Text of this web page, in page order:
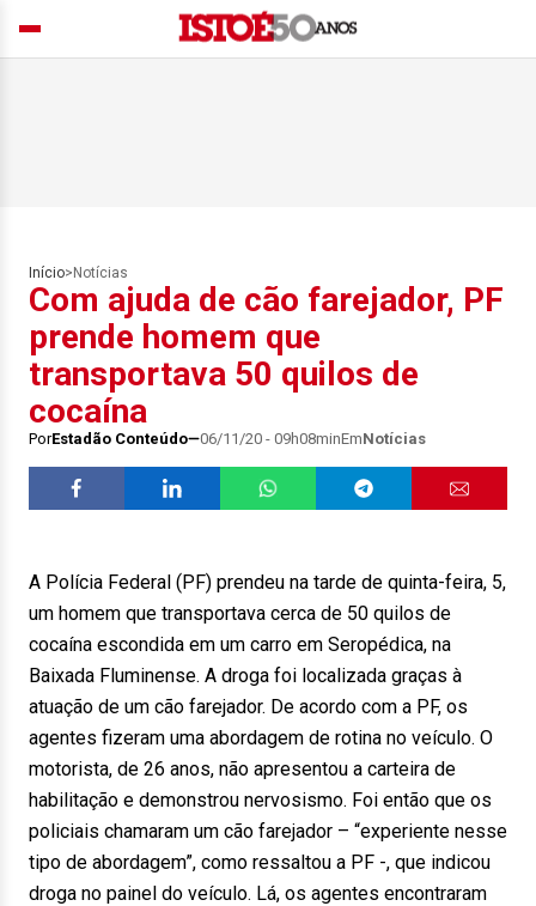
Início> Notícias
Com ajuda de cão farejador, PF
prende homem que
transportava 50 quilos de
cocaína
PorEstadão Conteúdo 06/11/20 - 09h08minEmNotícias
A Polícia Federal (PF) prendeu na tarde de quinta-feira, 5,
um homem que transportava cerca de 50 quilos de
cocaína escondida em um carro em Seropédica, na
Baixada Fluminense. A droga foi localizada graças à
atuação de um cão farejador. De acordo com a PF, os
agentes fizeram uma abordagem de rotina no veículo. O
motorista, de 26 anos, não apresentou a carteira de
habilitação e demonstrou nervosismo. Foi então que os
policiais chamaram um cão farejador – “experiente nesse
tipo de abordagem”, como ressaltou a PF -, que indicou
droga no painel do veículo. Lá, os agentes encontraram